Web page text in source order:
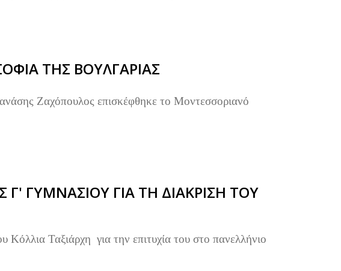
ΤΗΣ ΒΟΥΛΓΑΡΙΑΣ
Ζαχόπουλος επισκέφθηκε το Μοντεσσοριανό
ΓΥΜΝΑΣΙΟΥ ΓΙΑ ΤΗ ΔΙΑΚΡΙΣΗ ΤΟΥ
Κόλλια Ταξιάρχη για την επιτυχία του στο πανελλήνιο